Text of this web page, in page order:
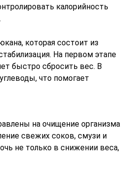
калорийность
которая состоит из
На первом этапе
быстро сбросить вес. В
что помогает
на очищение организма
свежих соков, смузи и
не только в снижении веса,